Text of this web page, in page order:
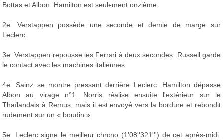
Bottas et Albon. Hamilton est seulement onzième.
2e: Verstappen possède une seconde et demie de marge sur
Leclerc.
3e: Verstappen repousse les Ferrari à deux secondes. Russell garde
le contact avec les machines italiennes.
4e: Sainz se montre pressant derrière Leclerc. Hamilton dépasse
Albon au virage n°1. Norris réalise ensuite l'extérieur sur le
Thaïlandais à Remus, mais il est envoyé vers la bordure et rebondit
rudement sur un « boudin ».
5e: Leclerc signe le meilleur chrono (1'08''321''') de cet après-midi.